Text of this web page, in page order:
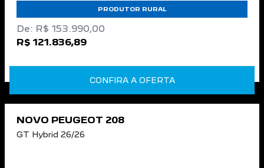
PRODUTOR RURAL
De: R$ 153.990,00
R$ 121.836,89
CONFIRA A OFERTA
NOVO PEUGEOT 208
GT Hybrid 26/26